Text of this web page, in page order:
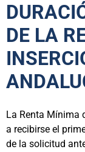
DE LA
La Renta Mínima
a recibirse el
de la solicitud